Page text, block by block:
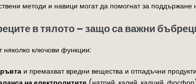
методи и навици могат да помогнат за
в тялото – защо са важни
няколко ключови функции:
и премахват вредни вещества и отпадъчни